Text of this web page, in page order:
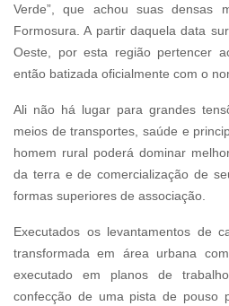
Verde”, que achou suas densas
Formosura. A partir daquela data
Oeste, por esta região pertencer
então batizada oficialmente com o
Ali não há lugar para grandes
meios de transportes, saúde e
homem rural poderá dominar
da terra e de comercialização de
formas superiores de associação.
Executados os levantamentos de
transformada em área urbana
executado em planos de
confecção de uma pista de pouso